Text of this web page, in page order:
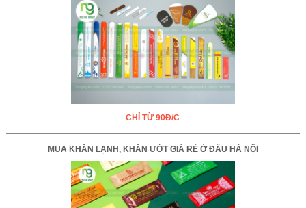
CHỈ TỪ 90Đ/C
MUA KHĂN LẠNH, KHĂN ƯỚT GIÁ RẺ Ở ĐÂU HÀ NỘI